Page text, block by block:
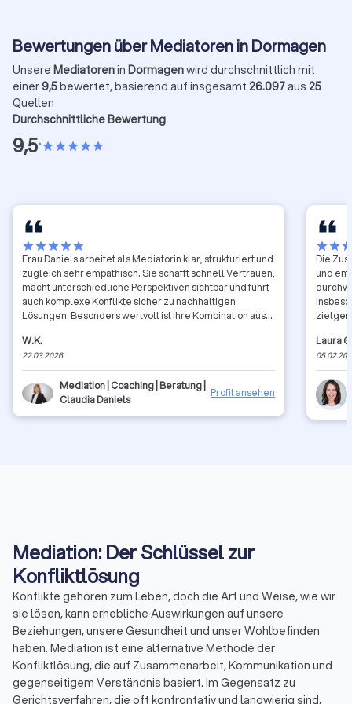
Bewertungen über Mediatoren in Dormagen
Unsere Mediatorenin Dormagenwird durchschnittlich mit
einer9,5bewertet, basierend auf insgesamt 26.097aus 25
Quellen
Durchschnittliche Bewertung
9,5•starstarstarstarstar
starstarstarstarstar
Frau Daniels arbeitet als Mediatorin klar, strukturiert und
zugleich sehr empathisch. Sie schafft schnell Vertrauen,
macht unterschiedliche Perspektiven sichtbar und führt
auch komplexe Konflikte sicher zu nachhaltigen
Lösungen. Besonders wertvoll ist ihre Kombination aus
organisationale Zusammenhänge Insbesondere bei
Konflikten aus dem IT-Bereich.
W.K.
22.03.2026
Mediation | Coaching | Beratung |
Claudia Daniels
Profil ansehen
starstar
Die
und
Laura
Mediation: Der Schlüssel zur
Konfliktlösung
Konflikte gehören zum Leben, doch die Art und Weise, wie wir
sie lösen, kann erhebliche Auswirkungen auf unsere
Beziehungen, unsere Gesundheit und unser Wohlbefinden
haben. Mediation ist eine alternative Methode der
Konfliktlösung, die auf Zusammenarbeit, Kommunikation und
gegenseitigem Verständnis basiert. Im Gegensatz zu
Gerichtsverfahren, die oft konfrontativ und langwierig sind,